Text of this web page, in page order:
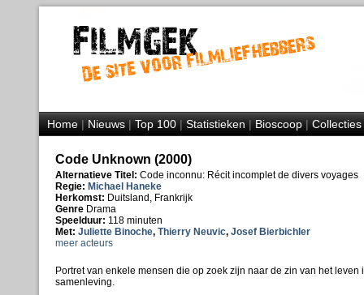
Home|Nieuws|Top 100|Statistieken|Bioscoop|Collecties
Code Unknown (2000)
Alternatieve Titel: Code inconnu: Récit incomplet de divers voyages
Regie: Michael Haneke
Herkomst: Duitsland, Frankrijk
Genre Drama
Speelduur: 118 minuten
Met: Juliette Binoche, Thierry Neuvic, Josef Bierbichler
meer acteurs
Portret van enkele mensen die op zoek zijn naar de zin van het leven
samenleving.